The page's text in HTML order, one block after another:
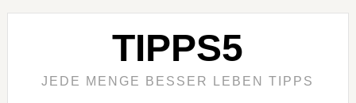
TIPPS5
JEDE MENGE BESSER LEBEN TIPPS